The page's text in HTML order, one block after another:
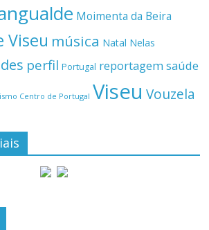
Moimenta da Beira
Viseu música Natal Nelas
perfil Portugal reportagemsaúde
Centro de Portugal Viseu Vouzela